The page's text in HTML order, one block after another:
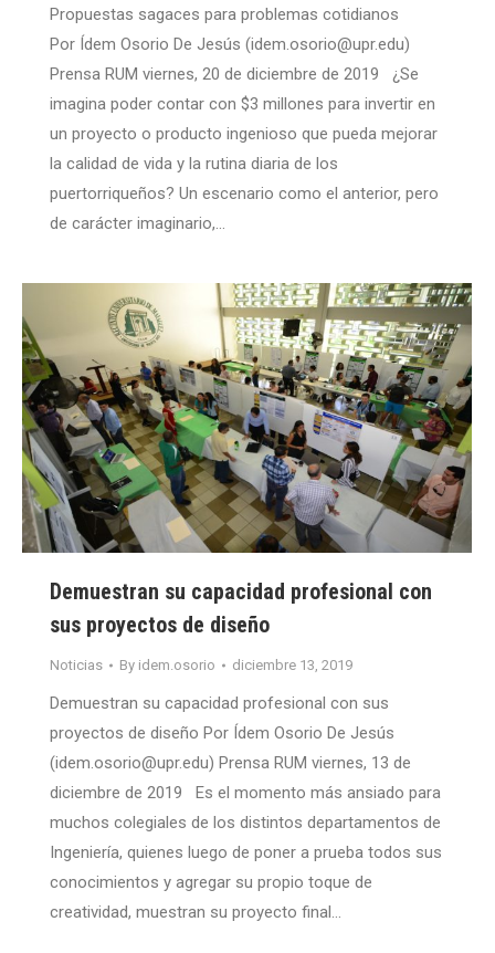
Propuestas sagaces para problemas cotidianos
Por Ídem Osorio De Jesús (idem.osorio@upr.edu)
Prensa RUM viernes, 20 de diciembre de 2019 ¿Se
imagina poder contar con $3 millones para invertir en
un proyecto o producto ingenioso que pueda mejorar
la calidad de vida y la rutina diaria de los
puertorriqueños? Un escenario como el anterior, pero
de carácter imaginario,…
Demuestran su capacidad profesional con
sus proyectos de diseño
Noticias By idem.osorio diciembre 13, 2019
Demuestran su capacidad profesional con sus
proyectos de diseño Por Ídem Osorio De Jesús
(idem.osorio@upr.edu) Prensa RUM viernes, 13 de
diciembre de 2019 Es el momento más ansiado para
muchos colegiales de los distintos departamentos de
Ingeniería, quienes luego de poner a prueba todos sus
conocimientos y agregar su propio toque de
creatividad, muestran su proyecto final…